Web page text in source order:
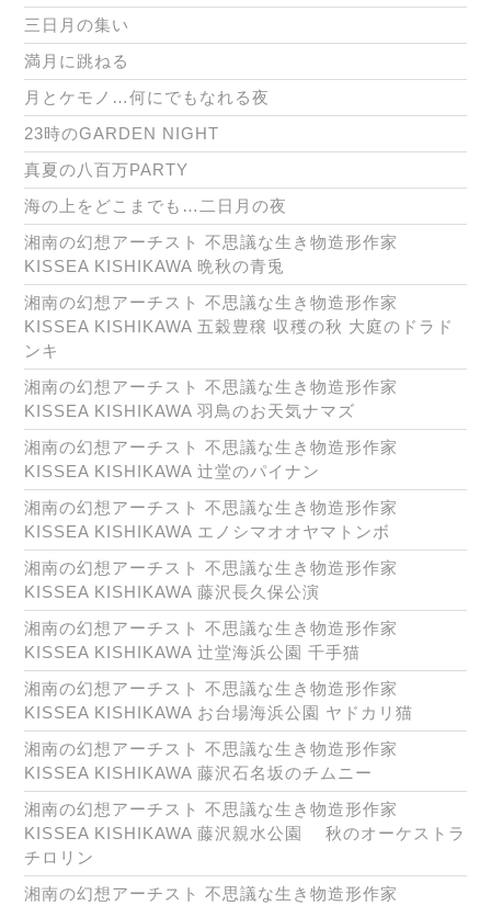
三日月の集い
満月に跳ねる
月とケモノ…何にでもなれる夜
23時のGARDEN NIGHT
真夏の八百万PARTY
海の上をどこまでも…二日月の夜
湘南の幻想アーチスト 不思議な生き物造形作家
KISSEA KISHIKAWA 晩秋の青兎
湘南の幻想アーチスト 不思議な生き物造形作家
KISSEA KISHIKAWA 五穀豊穣 収穫の秋 大庭のドラド
ンキ
湘南の幻想アーチスト 不思議な生き物造形作家
KISSEA KISHIKAWA 羽鳥のお天気ナマズ
湘南の幻想アーチスト 不思議な生き物造形作家
KISSEA KISHIKAWA 辻堂のパイナン
湘南の幻想アーチスト 不思議な生き物造形作家
KISSEA KISHIKAWA エノシマオオヤマトンボ
湘南の幻想アーチスト 不思議な生き物造形作家
KISSEA KISHIKAWA 藤沢長久保公演
湘南の幻想アーチスト 不思議な生き物造形作家
KISSEA KISHIKAWA 辻堂海浜公園 千手猫
湘南の幻想アーチスト 不思議な生き物造形作家
KISSEA KISHIKAWA お台場海浜公園 ヤドカリ猫
湘南の幻想アーチスト 不思議な生き物造形作家
KISSEA KISHIKAWA 藤沢石名坂のチムニー
湘南の幻想アーチスト 不思議な生き物造形作家
KISSEA KISHIKAWA 藤沢親水公園 秋のオーケストラ
チロリン
湘南の幻想アーチスト 不思議な生き物造形作家